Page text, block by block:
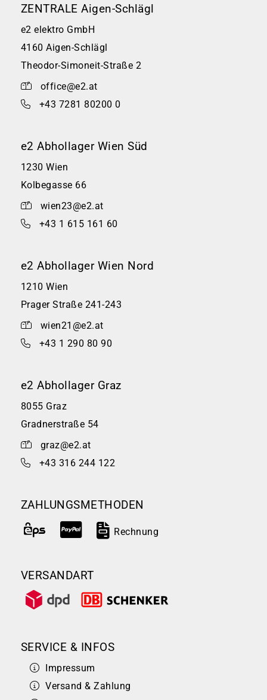
ZENTRALE Aigen-Schlägl
e2 elektro GmbH
4160 Aigen-Schlägl
Theodor-Simoneit-Straße 2
office@e2.at
+43 7281 80200 0
e2 Abhollager Wien Süd
1230 Wien
Kolbegasse 66
wien23@e2.at
+43 1 615 161 60
e2 Abhollager Wien Nord
1210 Wien
Prager Straße 241-243
wien21@e2.at
+43 1 290 80 90
e2 Abhollager Graz
8055 Graz
Gradnerstraße 54
graz@e2.at
+43 316 244 122
ZAHLUNGSMETHODEN
Rechnung
VERSANDART
SERVICE & INFOS
Impressum
Versand & Zahlung